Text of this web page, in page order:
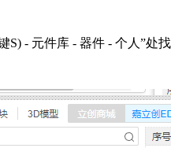
S) - 元件库 - 器件 - 个人”处找